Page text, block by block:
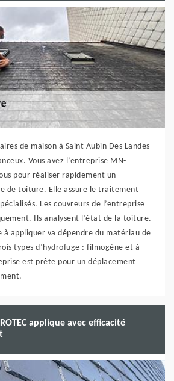
de maison à Saint Aubin Des Landes
Vous avez l’entreprise MN-
pour réaliser rapidement un
de toiture. Elle assure le traitement
Les couvreurs de l’entreprise
Ils analysent l’état de la toiture.
à appliquer va dépendre du matériau de
types d’hydrofuge : filmogène et à
est prête pour un déplacement
applique avec efficacité